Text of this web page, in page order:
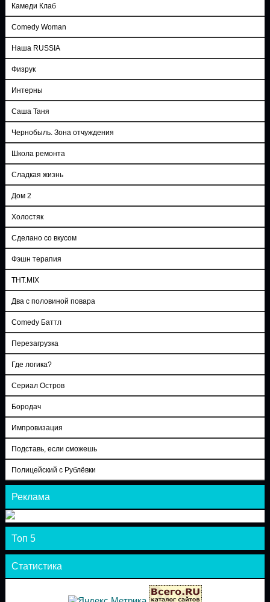
Камеди Клаб
Comedy Woman
Наша RUSSIA
Физрук
Интерны
Саша Таня
Чернобыль. Зона отчуждения
Школа ремонта
Сладкая жизнь
Дом 2
Холостяк
Сделано со вкусом
Фэшн терапия
ТНТ.MIX
Два с половиной повара
Comedy Баттл
Перезагрузка
Где логика?
Сериал Остров
Бородач
Импровизация
Подставь, если сможешь
Полицейский с Рублёвки
Реклама
Топ 5
Статистика